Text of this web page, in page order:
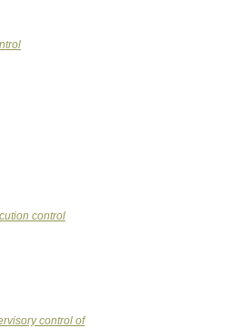
control
control of